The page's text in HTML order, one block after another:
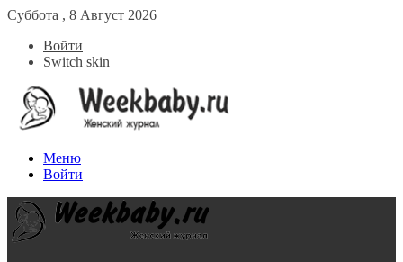
Суббота , 8 Август 2026
Войти
Switch skin
Меню
Войти